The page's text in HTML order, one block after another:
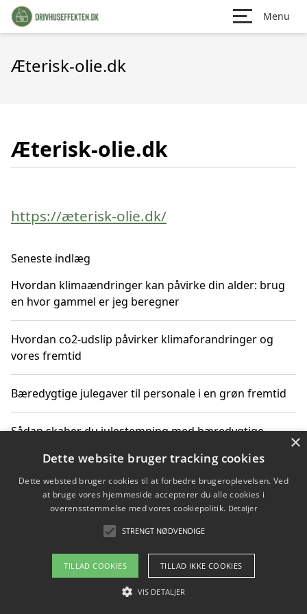
Menu
Æterisk-olie.dk
Æterisk-olie.dk
https://æterisk-olie.dk/
Seneste indlæg
Hvordan klimaændringer kan påvirke din alder: brug
en hvor gammel er jeg beregner
Hvordan co2-udslip påvirker klimaforandringer og
vores fremtid
Bæredygtige julegaver til personale i en grøn fremtid
Sådan skaber du julestemning med bæredygtige
Sådan skaber du et bæredygtigt hjem med familien i
Copyright 2026 - Pilanto Aps
Om / kontakt
×
Dette website bruger tracking cookies
Dette websted bruger cookies til at forbedre brugeroplevelsen. Ved
at bruge vores hjemmeside accepterer du alle cookies i
overensstemmelse med vores cookiepolitik. Detaljer
STRENGT NØDVENDIGE
TILLAD COOKIES TILLAD IKKE COOKIES
VIS DETALJER